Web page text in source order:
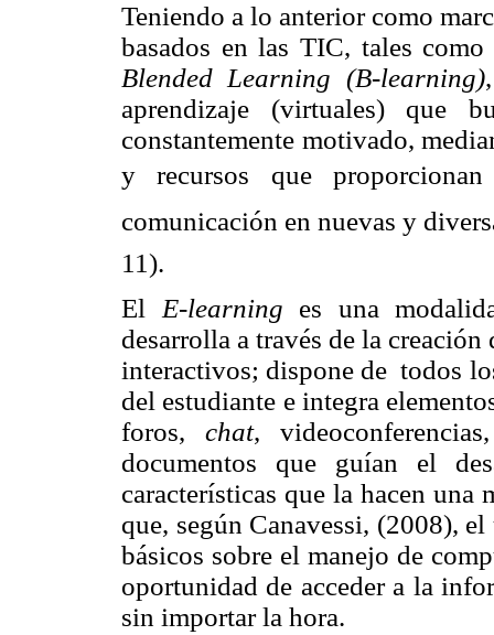
Teniendo a lo anterior como
basados en las TIC, tales
Blended Learning (B-learning)
aprendizaje (virtuales) que
constantemente motivado,
y recursos  que
comunicación en nuevas y
11).
ElE-learning es una
desarrolla a través de la
interactivos; dispone de todos
del estudiante e integra
foros, chat,
documentos que guían el
características que la hacen una
que, según Canavessi, (2008),
básicos sobre el manejo de
oportunidad de acceder a la
sin importar la hora.